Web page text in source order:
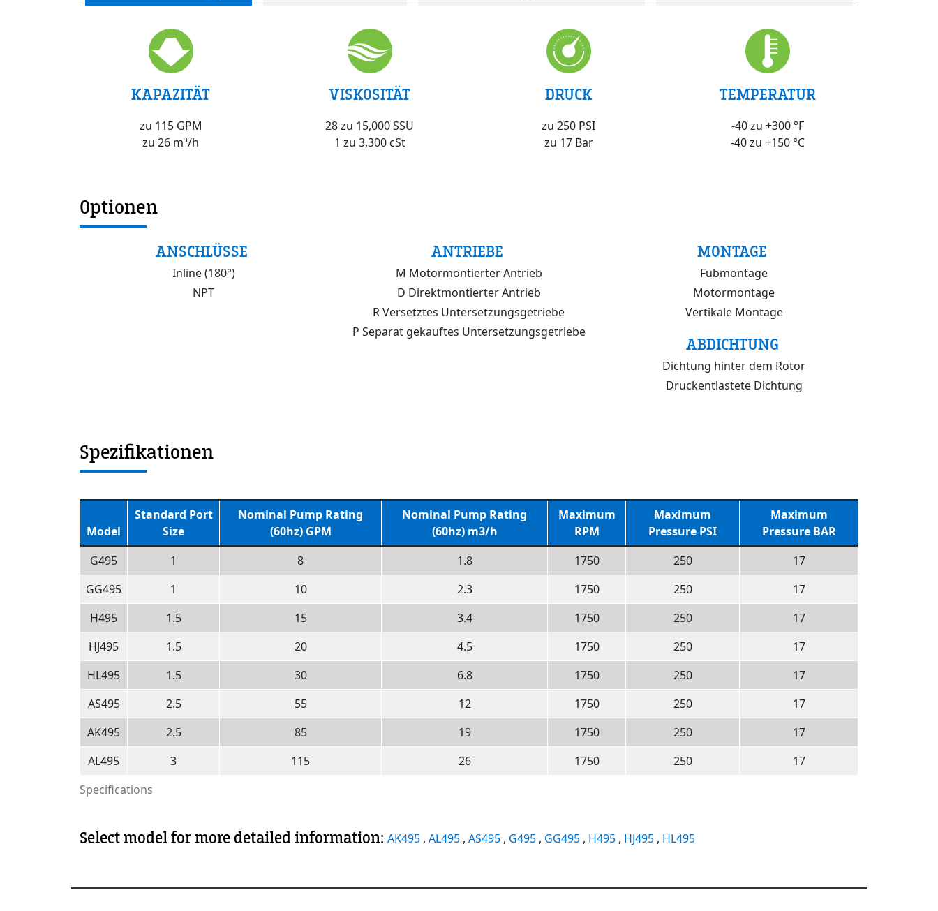
KAPAZITÄT
zu 115 GPM
zu 26 m³/h
VISKOSITÄT
28 zu 15,000 SSU
1 zu 3,300 cSt
DRUCK
zu 250 PSI
zu 17 Bar
TEMPERATUR
-40 zu +300 °F
-40 zu +150 °C
Optionen
ANSCHLÜSSE
Inline (180°)
NPT
ANTRIEBE
M Motormontierter Antrieb
D Direktmontierter Antrieb
R Versetztes Untersetzungsgetriebe
P Separat gekauftes Untersetzungsgetriebe
MONTAGE
Fubmontage
Motormontage
Vertikale Montage
ABDICHTUNG
Dichtung hinter dem Rotor
Druckentlastete Dichtung
Spezifikationen
Specifications
Model
Standard Port
Size
Nominal Pump Rating
(60hz) GPM
Nominal Pump Rating
(60hz) m3/h
Maximum
RPM
Maximum
Pressure PSI
Maximum
Pressure BAR
G495
1 8 1.8 1750 250
17
GG495
1 10 2.3 1750 250
17
H495
1.5 15 3.4 1750 250
17
HJ495
1.5 20 4.5 1750 250
17
HL495
1.5 30 6.8 1750 250
17
AS495
2.5 55 12 1750 250
17
AK495
2.5 85 19 1750 250
17
AL495
3 115 26 1750 250 17
Select model for more detailed information: AK495 , AL495 , AS495 , G495 , GG495 , H495 , HJ495 , HL495